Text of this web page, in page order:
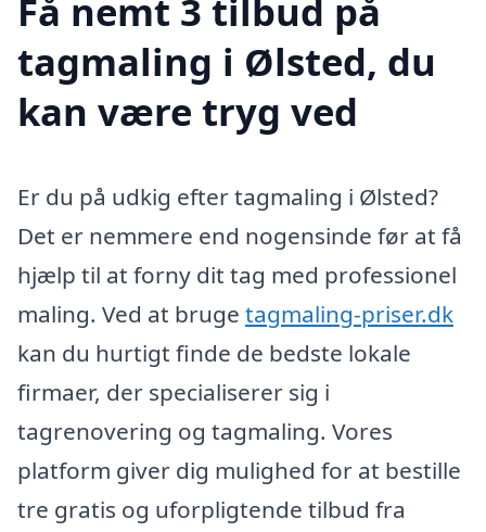
Få nemt 3 tilbud på
tagmaling i Ølsted, du
kan være tryg ved
Er du på udkig efter tagmaling i Ølsted?
Det er nemmere end nogensinde før at få
hjælp til at forny dit tag med professionel
maling. Ved at bruge tagmaling-priser.dk
kan du hurtigt finde de bedste lokale
firmaer, der specialiserer sig i
tagrenovering og tagmaling. Vores
platform giver dig mulighed for at bestille
tre gratis og uforpligtende tilbud fra